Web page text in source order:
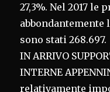
27,3%. Nel 2017 le
abbondantemente
sono stati 268.697.
IN ARRIVO
INTERNE
relativamente